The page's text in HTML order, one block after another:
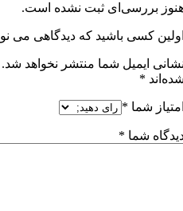
بررسی‌ای ثبت نشده است.
کسی باشید که دیدگاهی می
ایمیل شما منتشر نخواهد شد.
*
شما *
شما *